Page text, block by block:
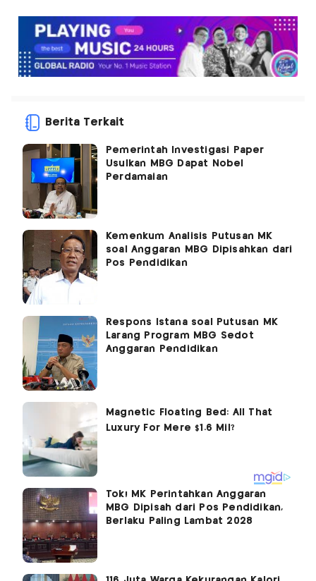
Berita Terkait
Pemerintah Investigasi Paper
Usulkan MBG Dapat Nobel
Perdamaian
Kemenkum Analisis Putusan MK
soal Anggaran MBG Dipisahkan dari
Pos Pendidikan
Respons Istana soal Putusan MK
Larang Program MBG Sedot
Anggaran Pendidikan
Tok! MK Perintahkan Anggaran
MBG Dipisah dari Pos Pendidikan,
Berlaku Paling Lambat 2028